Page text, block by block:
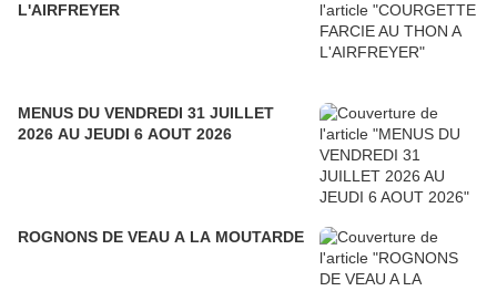
L'AIRFREYER
MENUS DU VENDREDI 31 JUILLET
2026 AU JEUDI 6 AOUT 2026
ROGNONS DE VEAU A LA MOUTARDE